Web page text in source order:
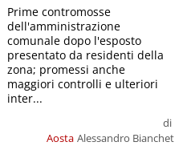
Aosta
di
Alessandro Bianchet
Prime contromosse
dell'amministrazione
comunale dopo l'esposto
presentato da residenti della
zona; promessi anche
maggiori controlli e ulteriori
inter...